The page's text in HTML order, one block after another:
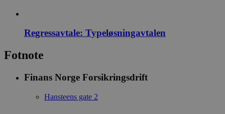
Regressavtale: Typeløsningavtalen
Fotnote
Finans Norge Forsikringsdrift
Hansteens gate 2